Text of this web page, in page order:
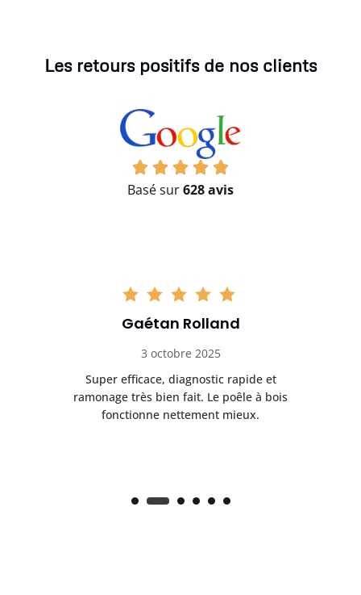
Les retours positifs de nos clients
Basé sur628 avis
Gaétan Rolland
3 octobre 2025
Super efficace, diagnostic rapide et
ramonage très bien fait. Le poêle à bois
fonctionne nettement mieux.